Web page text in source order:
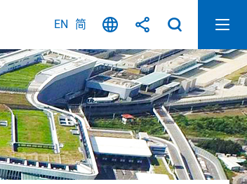
EN 简